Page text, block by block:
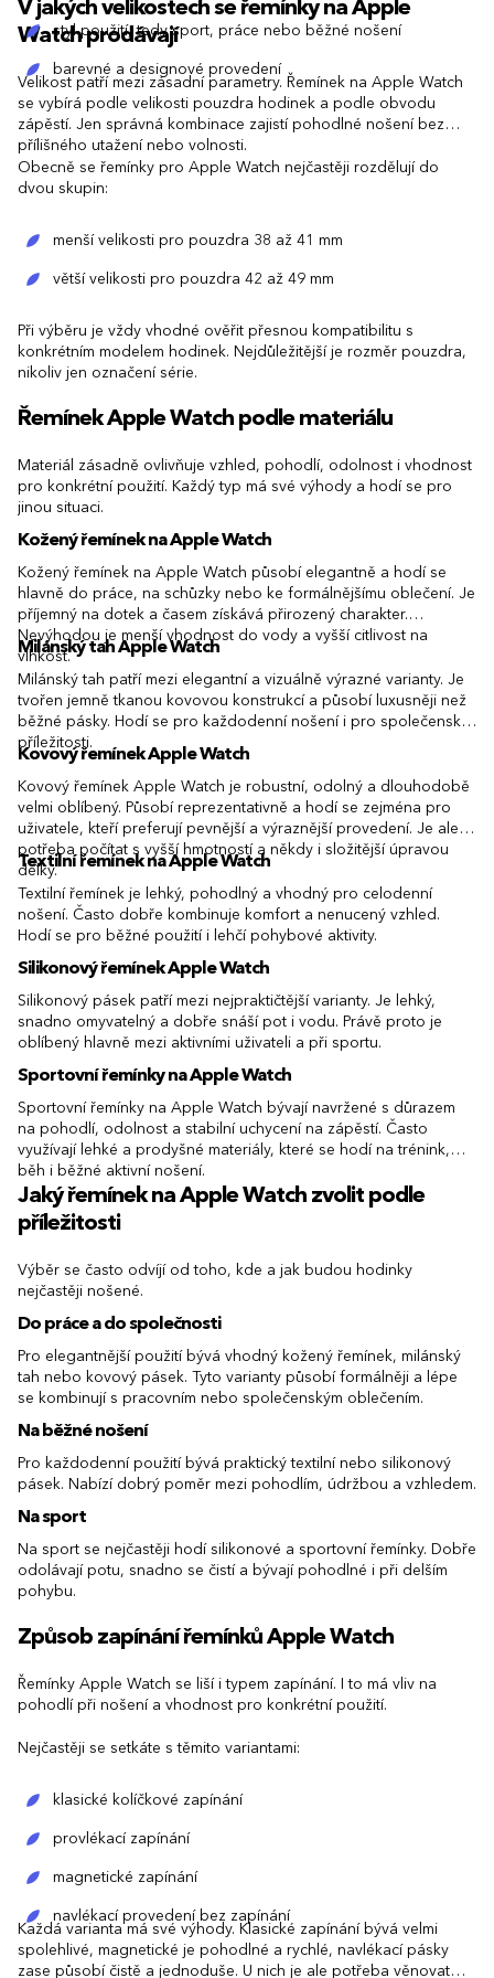
styl použití, tedy sport, práce nebo běžné nošení
barevné a designové provedení
V jakých velikostech se řemínky na Apple
Watch prodávají
Velikost patří mezi zásadní parametry. Řemínek na Apple Watch
se vybírá podle velikosti pouzdra hodinek a podle obvodu
zápěstí. Jen správná kombinace zajistí pohodlné nošení bez
přílišného utažení nebo volnosti.
Obecně se řemínky pro Apple Watch nejčastěji rozdělují do
dvou skupin:
menší velikosti pro pouzdra 38 až 41 mm
větší velikosti pro pouzdra 42 až 49 mm
Při výběru je vždy vhodné ověřit přesnou kompatibilitu s
konkrétním modelem hodinek. Nejdůležitější je rozměr pouzdra,
nikoliv jen označení série.
Řemínek Apple Watch podle materiálu
Materiál zásadně ovlivňuje vzhled, pohodlí, odolnost i vhodnost
pro konkrétní použití. Každý typ má své výhody a hodí se pro
jinou situaci.
Kožený řemínek na Apple Watch
Kožený řemínek na Apple Watch působí elegantně a hodí se
hlavně do práce, na schůzky nebo ke formálnějšímu oblečení. Je
příjemný na dotek a časem získává přirozený charakter.
Nevýhodou je menší vhodnost do vody a vyšší citlivost na
vlhkost.
Milánský tah Apple Watch
Milánský tah patří mezi elegantní a vizuálně výrazné varianty. Je
tvořen jemně tkanou kovovou konstrukcí a působí luxusněji než
běžné pásky. Hodí se pro každodenní nošení i pro společenské
příležitosti.
Kovový řemínek Apple Watch
Kovový řemínek Apple Watch je robustní, odolný a dlouhodobě
velmi oblíbený. Působí reprezentativně a hodí se zejména pro
uživatele, kteří preferují pevnější a výraznější provedení. Je ale
potřeba počítat s vyšší hmotností a někdy i složitější úpravou
délky.
Textilní řemínek na Apple Watch
Textilní řemínek je lehký, pohodlný a vhodný pro celodenní
nošení. Často dobře kombinuje komfort a nenucený vzhled.
Hodí se pro běžné použití i lehčí pohybové aktivity.
Silikonový řemínek Apple Watch
Silikonový pásek patří mezi nejpraktičtější varianty. Je lehký,
snadno omyvatelný a dobře snáší pot i vodu. Právě proto je
oblíbený hlavně mezi aktivními uživateli a při sportu.
Sportovní řemínky na Apple Watch
Sportovní řemínky na Apple Watch bývají navržené s důrazem
na pohodlí, odolnost a stabilní uchycení na zápěstí. Často
využívají lehké a prodyšné materiály, které se hodí na trénink,
běh i běžné aktivní nošení.
Jaký řemínek na Apple Watch zvolit podle
příležitosti
Výběr se často odvíjí od toho, kde a jak budou hodinky
nejčastěji nošené.
Do práce a do společnosti
Pro elegantnější použití bývá vhodný kožený řemínek, milánský
tah nebo kovový pásek. Tyto varianty působí formálněji a lépe
se kombinují s pracovním nebo společenským oblečením.
Na běžné nošení
Pro každodenní použití bývá praktický textilní nebo silikonový
pásek. Nabízí dobrý poměr mezi pohodlím, údržbou a vzhledem.
Na sport
Na sport se nejčastěji hodí silikonové a sportovní řemínky. Dobře
odolávají potu, snadno se čistí a bývají pohodlné i při delším
pohybu.
Způsob zapínání řemínků Apple Watch
Řemínky Apple Watch se liší i typem zapínání. I to má vliv na
pohodlí při nošení a vhodnost pro konkrétní použití.
Nejčastěji se setkáte s těmito variantami:
klasické kolíčkové zapínání
provlékací zapínání
magnetické zapínání
navlékací provedení bez zapínání
Každá varianta má své výhody. Klasické zapínání bývá velmi
spolehlivé, magnetické je pohodlné a rychlé, navlékací pásky
zase působí čistě a jednoduše. U nich je ale potřeba věnovat